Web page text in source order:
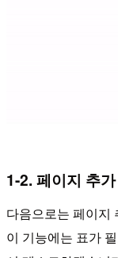
1-2. 페이지 추
다음으로는 페이지
이 기능에는 표가